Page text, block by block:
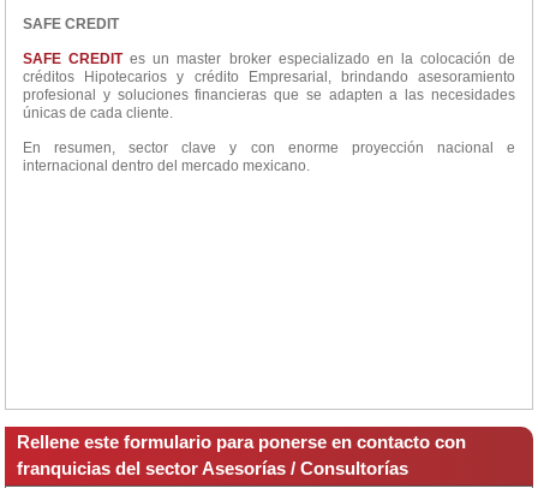
SAFE CREDIT
SAFE CREDITes un master broker especializado en la colocación de
créditos Hipotecarios y crédito Empresarial, brindando asesoramiento
profesional y soluciones financieras que se adapten a las necesidades
únicas de cada cliente.
En resumen, sector clave y con enorme proyección nacional e
internacional dentro del mercado mexicano.
Rellene este formulario para ponerse en contacto con
franquicias del sector Asesorías / Consultorías